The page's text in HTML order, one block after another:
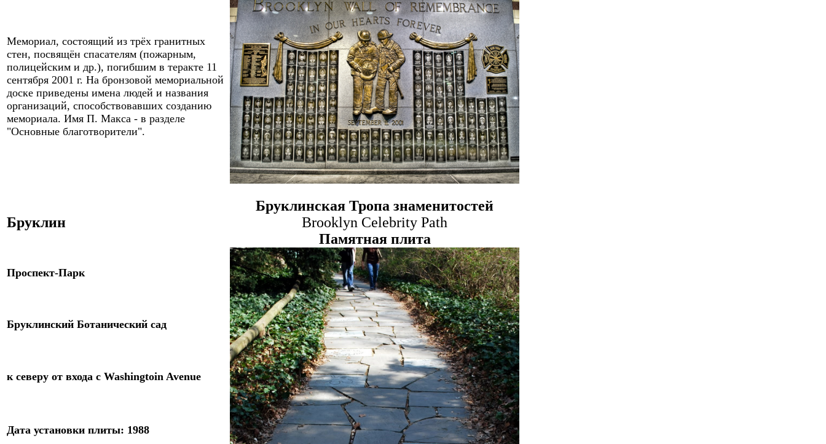
Мемориал, состоящий из трёх гранитных
стен, посвящён спасателям (пожарным,
полицейским и др.), погибшим в теракте 11
сентября 2001 г. На бронзовой мемориальной
доске приведены имена людей и названия
организаций, способствовавших созданию
мемориала. Имя П. Макса - в разделе
"Основные благотворители".
Бруклин
Бруклинская Тропа знаменитостей
Brooklyn Celebrity Path
Памятная плита
Проспект-Парк
Бруклинский Ботанический сад
к северу от входа с Washingtoin Avenue
Дата установки плиты: 1988